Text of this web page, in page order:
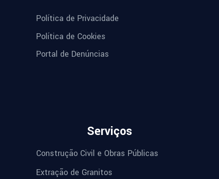
Política de Privacidade
Política de Cookies
Portal de Denúncias
Serviços
Construção Civil e Obras Públicas
Extração de Granitos